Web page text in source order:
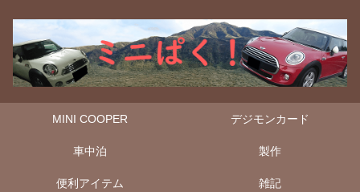
MINI COOPER デジモンカード
車中泊 製作
便利アイテム 雑記